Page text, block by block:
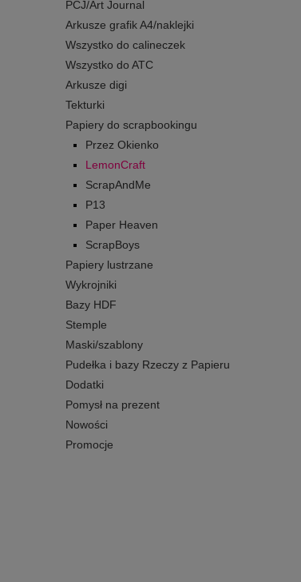
PCJ/Art Journal
Arkusze grafik A4/naklejki
Wszystko do calineczek
Wszystko do ATC
Arkusze digi
Tekturki
Papiery do scrapbookingu
Przez Okienko
LemonCraft
ScrapAndMe
P13
Paper Heaven
ScrapBoys
Papiery lustrzane
Wykrojniki
Bazy HDF
Stemple
Maski/szablony
Pudełka i bazy Rzeczy z Papieru
Dodatki
Pomysł na prezent
Nowości
Promocje